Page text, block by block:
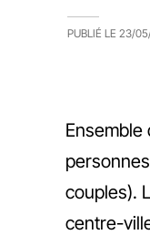
PUBLIÉ LE 23/
couples).
centre-